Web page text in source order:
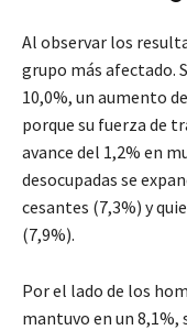
Al observar los
grupo más afectado.
10,0%, un aumento
porque su fuerza de
avance del 1,2% en
desocupadas se
cesantes (7,3%) y
(7,9%).
Por el lado de los
mantuvo en un 8,1%,